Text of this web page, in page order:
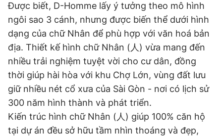
Được biết, D-Homme lấy ý tưởng theo mô hình
ngôi sao 3 cánh, nhưng được biến thể dưới hình
dạng của chữ Nhân để phù hợp với văn hoá bản
địa. Thiết kế hình chữ Nhân (人) vừa mang đến
nhiều trải nghiệm tuyệt vời cho cư dân, đồng
thời giúp hài hòa với khu Chợ Lớn, vùng đất lưu
giữ nhiều nét cổ xưa của Sài Gòn - nơi có lịch sử
300 năm hình thành và phát triển.
Kiến trúc hình chữ Nhân (人) giúp 100% căn hộ
tại dự án đều sở hữu tầm nhìn thoáng và đẹp,